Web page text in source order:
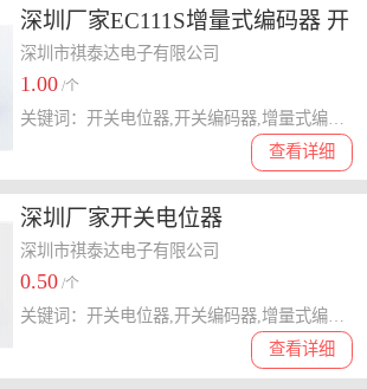
深圳厂家EC111S增量式编码器 开
关编码器 电位器
深圳市祺泰达电子有限公司
1.00 /个
查看详细
深圳厂家开关电位器
深圳市祺泰达电子有限公司
0.50 /个
查看详细